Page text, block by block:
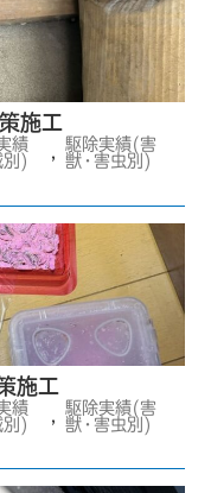
施工
績
別)
駆除実績(害
獣・害虫別)
施工
績
別)
駆除実績(害
獣・害虫別)